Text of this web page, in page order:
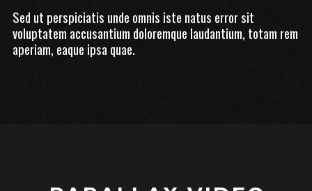
Sed ut perspiciatis unde omnis iste natus error sit
voluptatem accusantium doloremque laudantium, totam rem
aperiam, eaque ipsa quae.